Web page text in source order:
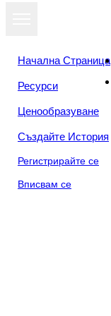
Начална Страница
Ресурси
Ценообразуване
Създайте История
Регистрирайте се
Вписвам се